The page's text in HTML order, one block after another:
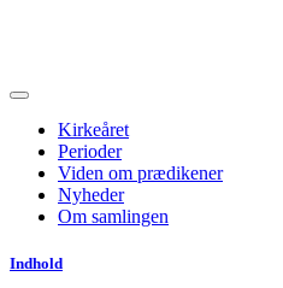
Kirkeåret
Perioder
Viden om prædikener
Nyheder
Om samlingen
Indhold